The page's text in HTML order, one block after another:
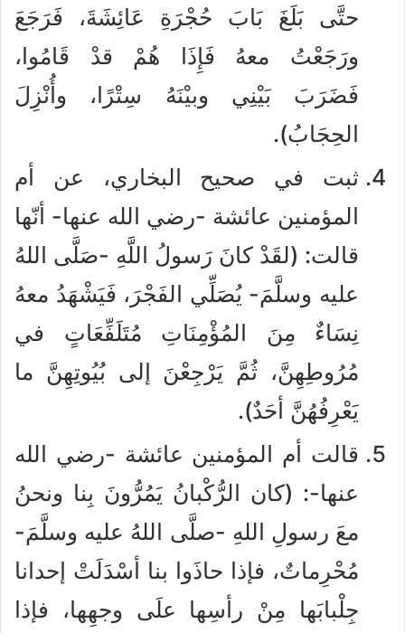
حتَّى بَلَغَ بَابَ حُجْرَةِ عَائِشَةَ، فَرَجَعَ
ورَجَعْتُ معهُ فَإِذَا هُمْ قدْ قَامُوا،
فَضَرَبَ بَيْنِي وبيْنَهُ سِتْرًا، وأُنْزِلَ
الحِجَابُ).
ثبت في صحيح البخاري، عن أم
المؤمنين عائشة -رضي الله عنها- أنّها
قالت: (لقَدْ كانَ رَسولُ اللَّهِ -صَلَّى اللهُ
عليه وسلَّمَ- يُصَلِّي الفَجْرَ، فَيَشْهَدُ معهُ
نِسَاءٌ مِنَ المُؤْمِنَاتِ مُتَلَفِّعَاتٍ في
مُرُوطِهِنَّ، ثُمَّ يَرْجِعْنَ إلى بُيُوتِهِنَّ ما
يَعْرِفُهُنَّ أحَدٌ).
قالت أم المؤمنين عائشة -رضي الله
عنها-: (كان الرُّكْبانُ يَمُرُّونَ بِنا ونحنُ
معَ رسولِ اللهِ -صلَّى اللهُ عليه وسلَّمَ-
مُحْرِماتٌ، فإذا حاذَوا بنا أسْدَلَتْ إحدانا
جِلْبابَها مِنْ رأسِها علَى وجهِها، فإذا